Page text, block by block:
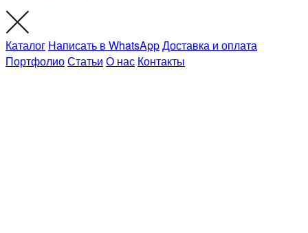
Каталог Написать в WhatsAppДоставка и оплата
ПортфолиоСтатьи О нас Контакты